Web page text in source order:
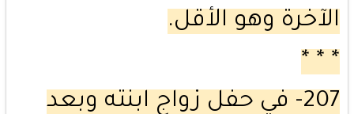
الآخرة وهو الأقل.
* * *
207- في حفل زواج ابنته وبعد